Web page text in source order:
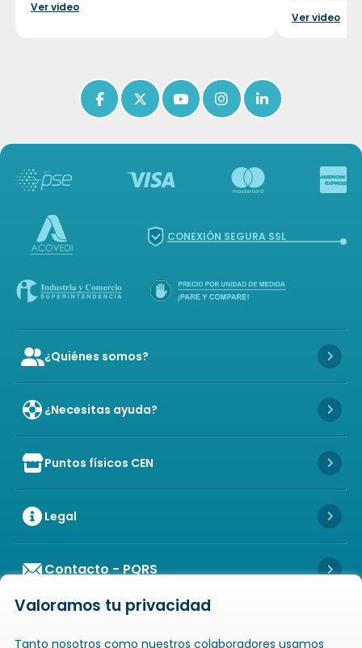
Ver video
Ver video
Icon of facebook-f
Icon of x-twitter
Icon of youtube
Icon of instagram
Icon of
CONEXIÓN SEGURA SSL
Icon of user-group
¿Quiénes somos? Icon
¿Necesitas ayuda? Icon
Icon of store
Puntos físicos CEN Icon
Legal Icon
Contacto - PQRS Icon
Valoramos tu privacidad
Tanto nosotros como nuestros colaboradores usamos